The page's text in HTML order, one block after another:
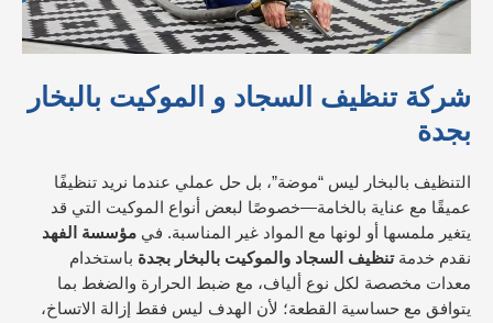
شركة تنظيف السجاد و الموكيت بالبخار
بجدة
التنظيف بالبخار ليس “موضة”، بل حل عملي عندما نريد تنظيفًا
عميقًا مع عناية بالخامة—خصوصًا لبعض أنواع الموكيت التي قد
يتغير ملمسها أو لونها مع المواد غير المناسبة. في مؤسسة الفهد
نقدم خدمةتنظيف السجاد والموكيت بالبخار بجدة باستخدام
معدات مخصصة لكل نوع ألياف، مع ضبط الحرارة والضغط بما
يتوافق مع حساسية القطعة؛ لأن الهدف ليس فقط إزالة الاتساخ،